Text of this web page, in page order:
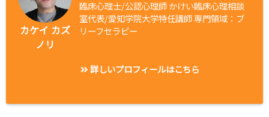
カケイ カズ
ノリ
臨床心理士/公認心理師 かけい臨床心理相談
室代表/愛知学院大学特任講師 専門領域：ブ
リーフセラピー
詳しいプロフィールはこちら